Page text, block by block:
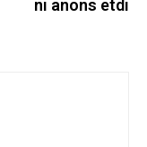
ni anons etdi